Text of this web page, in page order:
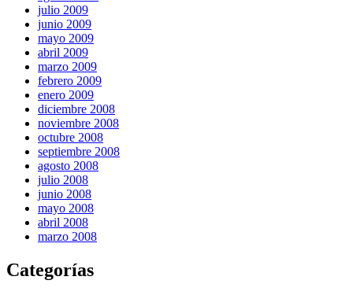
julio 2009
junio 2009
mayo 2009
abril 2009
marzo 2009
febrero 2009
enero 2009
diciembre 2008
noviembre 2008
octubre 2008
septiembre 2008
agosto 2008
julio 2008
junio 2008
mayo 2008
abril 2008
marzo 2008
Categorías